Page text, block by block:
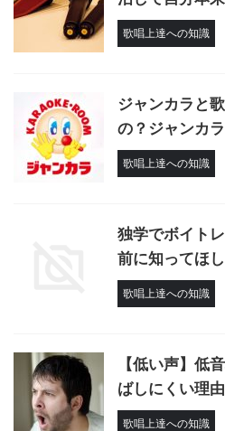
歌唱上達への知識
ジャンカラと
の？ジャンカ
歌唱上達への知識
独学でボイト
前に知ってほ
歌唱上達への知識
【低い声】低
ばしにくい理
歌唱上達への知識